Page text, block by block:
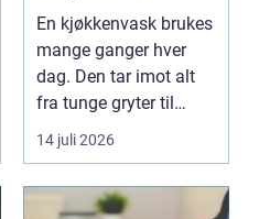
En kjøkkenvask brukes
mange ganger hver
dag. Den tar imot alt
fra tunge gryter til
skarpe kniver og ...
14 juli 2026